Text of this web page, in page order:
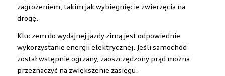
zagrożeniem, takim jak wybiegnięcie zwierzęcia na
drogę.
Kluczem do wydajnej jazdy zimą jest odpowiednie
wykorzystanie energii elektrycznej. Jeśli samochód
został wstępnie ogrzany, zaoszczędzony prąd można
przeznaczyć na zwiększenie zasięgu.